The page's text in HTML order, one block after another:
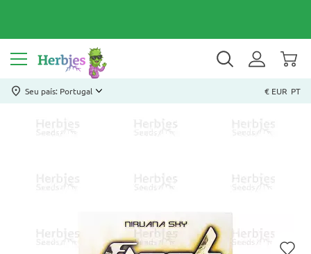
Seu país: Portugal € EUR PT